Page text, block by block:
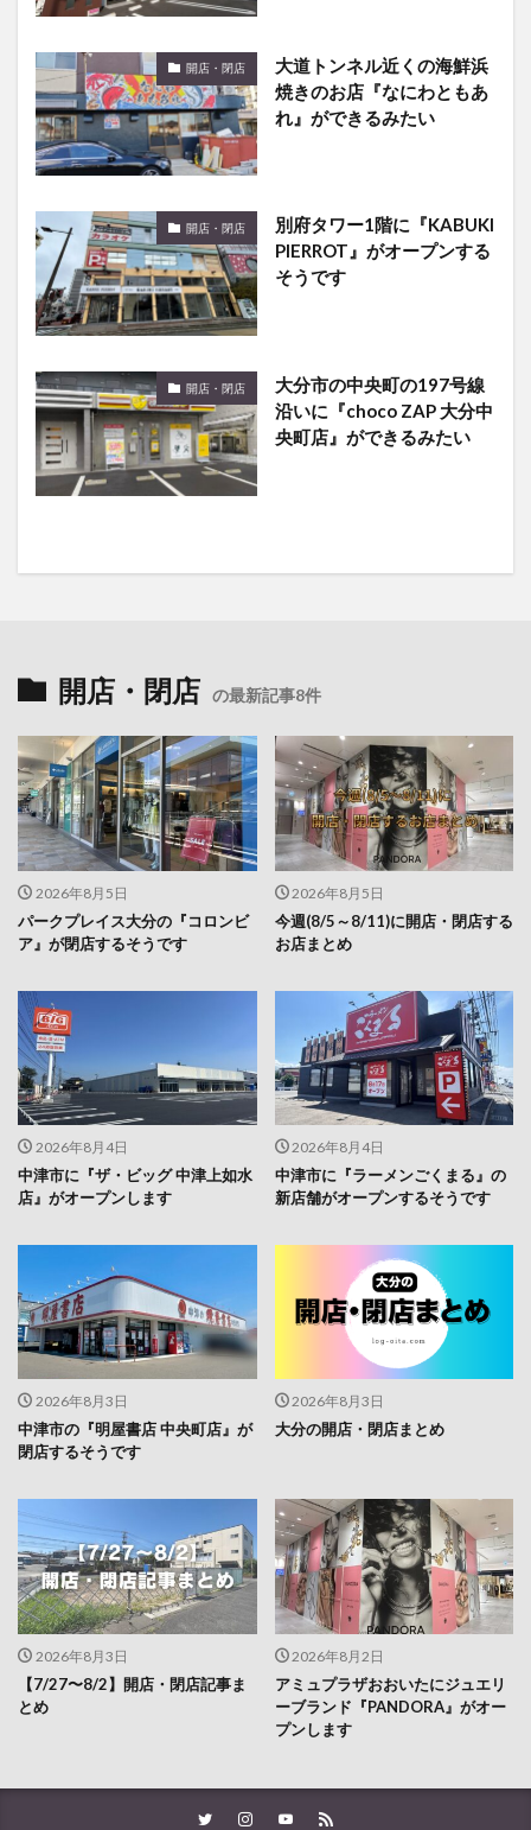
開店・閉店
大道トンネル近くの海鮮浜
焼きのお店『なにわともあ
れ』ができるみたい
開店・閉店
別府タワー1階に『KABUKI
PIERROT』がオープンする
そうです
開店・閉店
大分市の中央町の197号線
沿いに『choco ZAP 大分中
央町店』ができるみたい
開店・閉店 の最新記事8件
2026年8月5日
パークプレイス大分の『コロンビ
ア』が閉店するそうです
2026年8月5日
今週(8/5～8/11)に開店・閉店する
お店まとめ
2026年8月4日
中津市に『ザ・ビッグ 中津上如水
店』がオープンします
2026年8月4日
中津市に『ラーメンごくまる』の
新店舗がオープンするそうです
2026年8月3日
中津市の『明屋書店 中央町店』が
閉店するそうです
2026年8月3日
大分の開店・閉店まとめ
2026年8月3日
【7/27〜8/2】開店・閉店記事ま
とめ
2026年8月2日
アミュプラザおおいたにジュエリ
ーブランド『PANDORA』がオー
プンします